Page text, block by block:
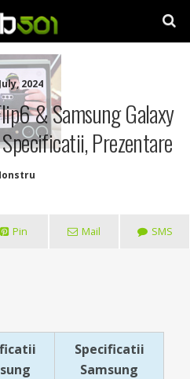
2024
& Samsung Galaxy
Prezentare
Pin Mail SMS
Specificatii
Samsung